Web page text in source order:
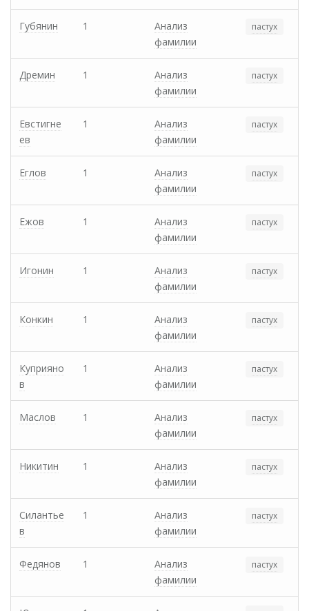
Губянин 1
Анализ
фамилии
пастух
Дремин 1
Анализ
фамилии
пастух
Евстигне
ев
1
Анализ
фамилии
пастух
Еглов 1
Анализ
фамилии
пастух
Ежов 1
Анализ
фамилии
пастух
Игонин 1
Анализ
фамилии
пастух
Конкин 1
Анализ
фамилии
пастух
Куприяно
в
1
Анализ
фамилии
пастух
Маслов 1
Анализ
фамилии
пастух
Никитин 1
Анализ
фамилии
пастух
Силантье
в
1
Анализ
фамилии
пастух
Федянов 1
Анализ
фамилии
пастух